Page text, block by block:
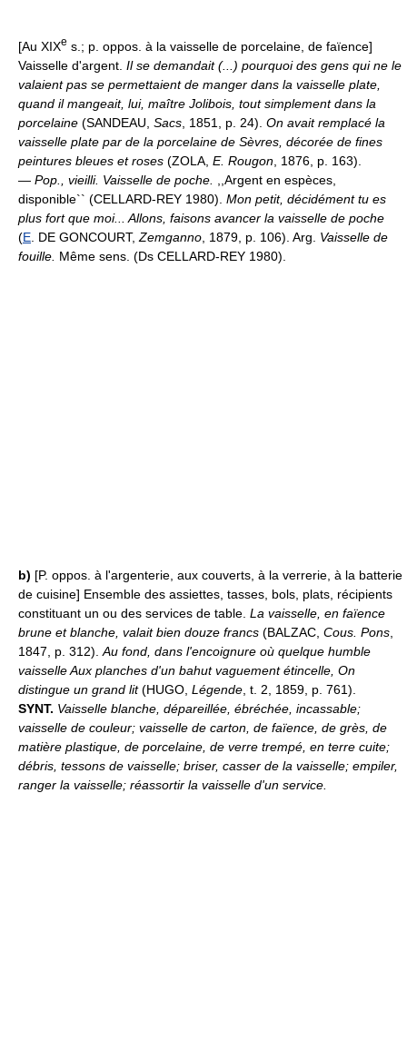
[Au XIXe s.; p. oppos. à la vaisselle de porcelaine, de faïence]
Vaisselle d'argent. Il se demandait (...) pourquoi des gens qui ne le
valaient pas se permettaient de manger dans la vaisselle plate,
quand il mangeait, lui, maître Jolibois, tout simplement dans la
porcelaine (SANDEAU, Sacs , 1851, p. 24). On avait remplacé la
vaisselle plate par de la porcelaine de Sèvres, décorée de fines
peintures bleues et roses (ZOLA, E. Rougon , 1876, p. 163).
— Pop., vieilli. Vaisselle de poche.
,,Argent en espèces,
disponible`` (CELLARD-REY 1980). Mon petit, décidément tu es
plus fort que moi... Allons, faisons avancer la vaisselle de poche
(E . DE GONCOURT, Zemganno , 1879, p. 106). Arg. Vaisselle de
fouille. Même sens. (Ds CELLARD-REY 1980).
b) [P. oppos. à l'argenterie, aux couverts, à la verrerie, à la batterie
de cuisine] Ensemble des assiettes, tasses, bols, plats, récipients
constituant un ou des services de table. La vaisselle, en faïence
brune et blanche, valait bien douze francs (BALZAC, Cous. Pons
1847, p. 312). Au fond, dans l'encoignure où quelque humble
vaisselle Aux planches d'un bahut vaguement étincelle, On
distingue un grand lit(HUGO, Légende , t. 2, 1859, p. 761).
SYNT. Vaisselle blanche, dépareillée, ébréchée, incassable;
vaisselle de couleur; vaisselle de carton, de faïence, de grès, de
matière plastique, de porcelaine, de verre trempé, en terre cuite;
débris, tessons de vaisselle; briser, casser de la vaisselle; empiler,
ranger la vaisselle; réassortir la vaisselle d'un service.